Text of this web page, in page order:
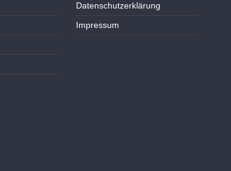
Datenschutzerklärung
Impressum